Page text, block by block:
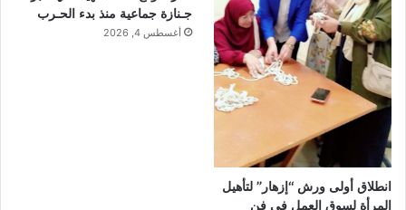
انطلاق أولى ورش “إزهار” لتأهيل
المرأة لسوق العمل في فن
جـنازة جماعية منذ بدء الحـرب
أغسطس 4, 2026